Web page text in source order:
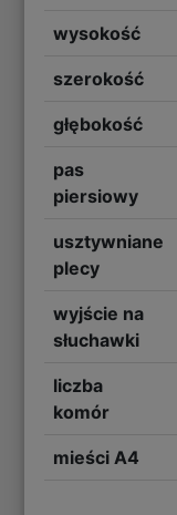
wysokość
szerokość
głębokość
pas
piersiowy
usztywniane
plecy
wyjście na
słuchawki
liczba
komór
mieści A4